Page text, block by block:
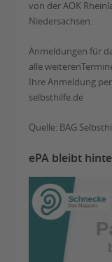
von der AOK
Niedersachsen.
Anmeldungen für
alle
Ihre Anmeldung
selbsthilfe.de
Quelle: BAG
ePA bleibt